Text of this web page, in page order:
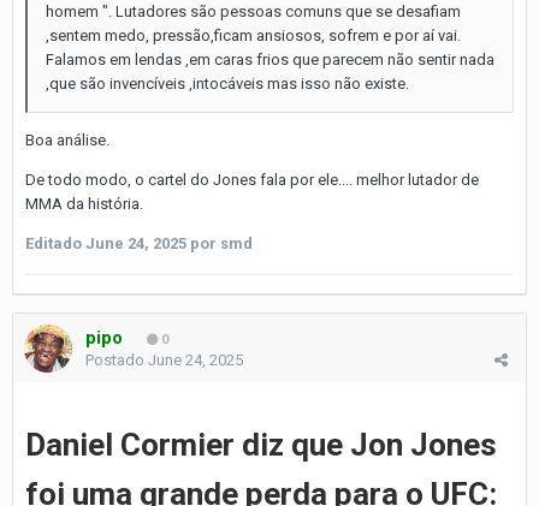
homem ". Lutadores são pessoas comuns que se desafiam
,sentem medo, pressão,ficam ansiosos, sofrem e por aí vai.
Falamos em lendas ,em caras frios que parecem não sentir nada
,que são invencíveis ,intocáveis mas isso não existe.
Boa análise.
De todo modo, o cartel do Jones fala por ele.... melhor lutador de
MMA da história.
Editado June 24, 2025 por smd
pipo 0
Postado June 24, 2025
Daniel Cormier diz que Jon Jones
foi uma grande perda para o UFC: